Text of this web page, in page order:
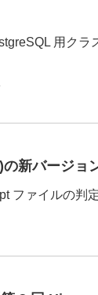
用クラ
新バージ
ファイルの判